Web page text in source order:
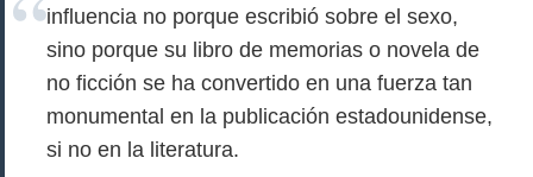
influencia no porque escribió sobre el sexo,
sino porque su libro de memorias o novela de
no ficción se ha convertido en una fuerza tan
monumental en la publicación estadounidense,
si no en la literatura.